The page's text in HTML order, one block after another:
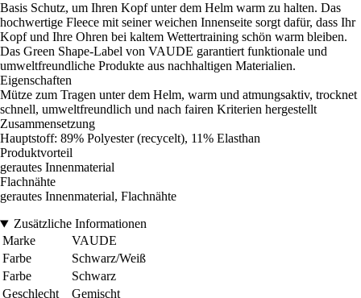
Basis Schutz, um Ihren Kopf unter dem Helm warm zu halten. Das
hochwertige Fleece mit seiner weichen Innenseite sorgt dafür, dass Ihr
Kopf und Ihre Ohren bei kaltem Wettertraining schön warm bleiben.
Das Green Shape-Label von VAUDE garantiert funktionale und
umweltfreundliche Produkte aus nachhaltigen Materialien.
Eigenschaften
Mütze zum Tragen unter dem Helm, warm und atmungsaktiv, trocknet
schnell, umweltfreundlich und nach fairen Kriterien hergestellt
Zusammensetzung
Hauptstoff: 89% Polyester (recycelt), 11% Elasthan
Produktvorteil
gerautes Innenmaterial
Flachnähte
gerautes Innenmaterial, Flachnähte
Zusätzliche Informationen
Marke
VAUDE
Farbe
Schwarz/Weiß
Farbe
Schwarz
Geschlecht
Gemischt